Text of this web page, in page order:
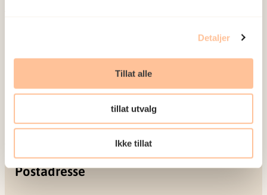
Detaljer
Tillat alle
tillat utvalg
Ikke tillat
Ledige stillinger
Prosjekter
Seminarer og arrangementer
Meld deg på vårt nyhetsbrev
Postadresse